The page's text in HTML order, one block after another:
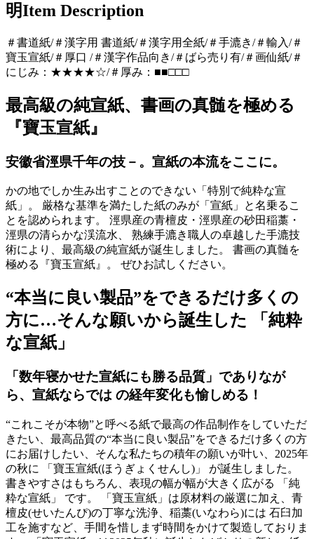
明Item Description
＃書道紙/＃漢字用 書道紙/＃漢字用全紙/＃手漉き/＃輸入/＃
寶玉宣紙/＃厚口 /＃漢字作品向き/＃ばら売り有/＃画仙紙/＃
にじみ：★★★★☆/＃厚み：■■□□□
最高級の純宣紙、書画の真髄を極める
『寶玉宣紙』
安徽省涇県千年の技－。宣紙の本流をここに。
かの地でしか生み出すことのできない「特別で純粋な宣
紙」。 厳格な基準を満たした紙のみが「宣紙」と名乗るこ
とを認められます。 涇県産の青檀皮・涇県産の砂田稲藁・
涇県の清らかな渓流水、 熟練手漉き職人の卓越した手漉技
術により、最高級の純宣紙が誕生しました。 書画の真髄を
極める『寶玉宣紙』。 ぜひお試しください。
“本当に良い製品”をできるだけ多くの
方に…そんな願いから誕生した 「純粋
な宣紙」
「数年寝かせた宣紙にも勝る品質」でありなが
ら、宣紙ならでは の経年変化も愉しめる！
“これこそが本物”と呼べる紙で最高の作品制作をしていただ
きたい、最高品質の“本当に良い製品”をできるだけ多くの方
にお届けしたい、そんな私たちの積年の願いが叶い、2025年
の秋に 「寶玉宣紙(ほうぎょくせんし)」 が誕生しました。
書きやすさはもちろん、表現の幅が幅が大きく広がる 「純
粋な宣紙」 です。 「寶玉宣紙」は原材料の厳選に加え、青
檀皮(せいたんぴ)の丁寧な洗浄、稲藁(いなわら)には 石臼加
工を施すなど、手間を惜しまず時間をかけて製造しておりま